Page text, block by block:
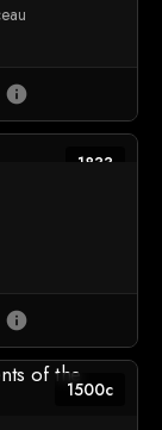
info
1833
info
1500c